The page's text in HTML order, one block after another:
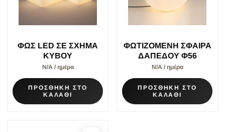
ΦΩΣ LED ΣΕ ΣΧΗΜΑ
ΚΥΒΟΥ
Ν/Α / ημέρα
ΠΡΟΣΘΗΚΗ ΣΤΟ
ΚΑΛΑΘΙ
ΦΩΤΙΖΟΜΕΝΗ ΣΦΑΙΡΑ
ΔΑΠΕΔΟΥ Φ56
Ν/Α / ημέρα
ΠΡΟΣΘΗΚΗ ΣΤΟ
ΚΑΛΑΘΙ